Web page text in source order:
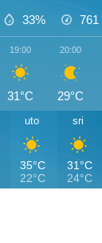
33% 761
19:00
31°C
20:00
29°C
uto
35°C
22°C
sri
31°C
24°C